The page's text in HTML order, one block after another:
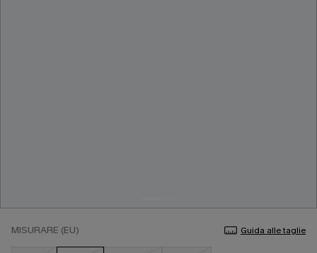
MISURARE (EU) Guida alle taglie